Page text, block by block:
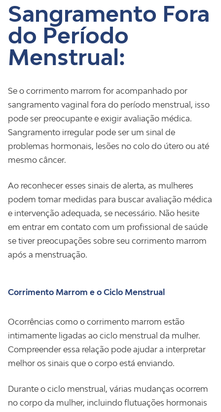
Sangramento Fora
do Período
Menstrual:
Se o corrimento marrom for acompanhado por
sangramento vaginal fora do período menstrual, isso
pode ser preocupante e exigir avaliação médica.
Sangramento irregular pode ser um sinal de
problemas hormonais, lesões no colo do útero ou até
mesmo câncer.
Ao reconhecer esses sinais de alerta, as mulheres
podem tomar medidas para buscar avaliação médica
e intervenção adequada, se necessário. Não hesite
em entrar em contato com um profissional de saúde
se tiver preocupações sobre seu corrimento marrom
após a menstruação.
Corrimento Marrom e o Ciclo Menstrual
Ocorrências como o corrimento marrom estão
intimamente ligadas ao ciclo menstrual da mulher.
Compreender essa relação pode ajudar a interpretar
melhor os sinais que o corpo está enviando.
Durante o ciclo menstrual, várias mudanças ocorrem
no corpo da mulher, incluindo flutuações hormonais